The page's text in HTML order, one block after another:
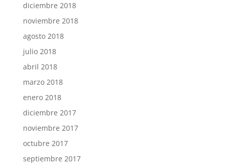
diciembre 2018
noviembre 2018
agosto 2018
julio 2018
abril 2018
marzo 2018
enero 2018
diciembre 2017
noviembre 2017
octubre 2017
septiembre 2017